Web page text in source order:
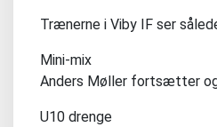
Trænerne i Viby IF ser
Mini-mix
Anders Møller fortsætter
U10 drenge